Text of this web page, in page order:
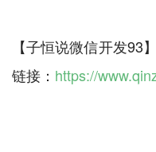
【子恒说微信开发93
链接： https://